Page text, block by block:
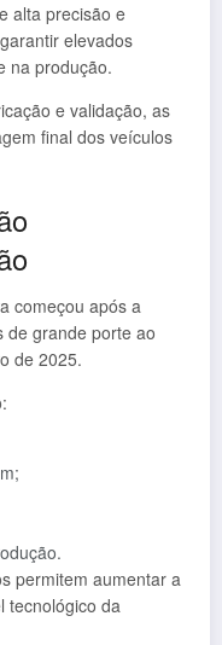
alta precisão e
elevados
na produção.
e validação, as
final dos veículos
começou após a
de grande porte ao
de 2025.
permitem aumentar a
tecnológico da